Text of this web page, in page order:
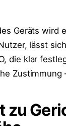
Geräts
lässt
die klar
zu